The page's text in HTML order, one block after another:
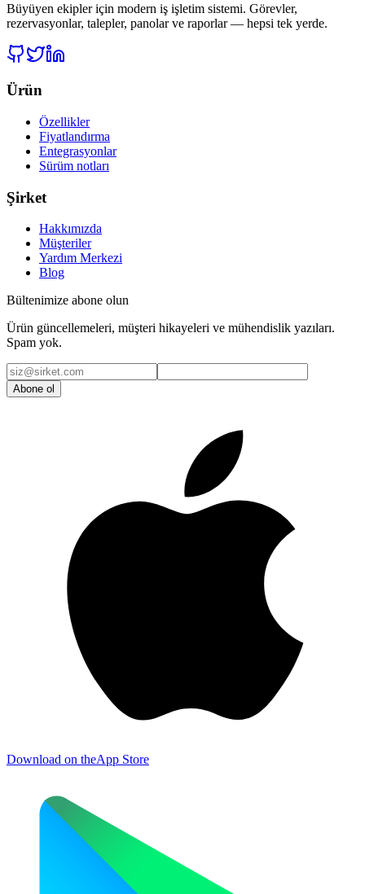
Büyüyen ekipler için modern iş işletim sistemi. Görevler,
rezervasyonlar, talepler, panolar ve raporlar — hepsi tek yerde.
Ürün
Özellikler
Fiyatlandırma
Entegrasyonlar
Sürüm notları
Şirket
Hakkımızda
Müşteriler
Yardım Merkezi
Blog
Bültenimize abone olun
Ürün güncellemeleri, müşteri hikayeleri ve mühendislik yazıları.
Spam yok.
Abone ol
Download on theApp Store